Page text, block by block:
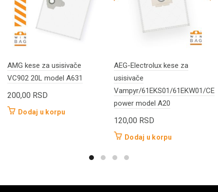
AMG kese za usisivače
VC902 20L model A631
200,00 RSD
Dodaj u korpu
AEG-Electrolux kese za
usisivače
Vampyr/61EKS01/61EKW01/CE
power model A20
120,00 RSD
Dodaj u korpu